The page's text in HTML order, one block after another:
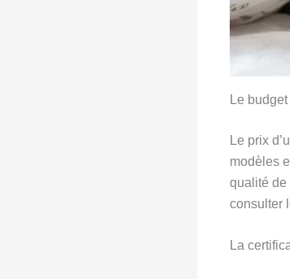
Le budget
Le prix
modèles
qualité de
consulter
La